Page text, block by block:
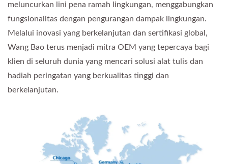
meluncurkan lini pena ramah lingkungan, menggabungkan
fungsionalitas dengan pengurangan dampak lingkungan.
Melalui inovasi yang berkelanjutan dan sertifikasi global,
Wang Bao terus menjadi mitra OEM yang tepercaya bagi
klien di seluruh dunia yang mencari solusi alat tulis dan
hadiah peringatan yang berkualitas tinggi dan
berkelanjutan.